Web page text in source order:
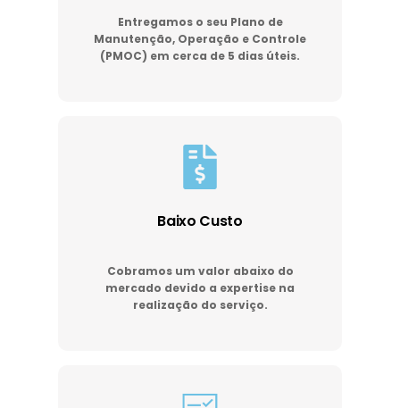
Entregamos o seu Plano de
Manutenção, Operação e Controle
(PMOC) em cerca de 5 dias úteis.
Baixo Custo
Cobramos um valor abaixo do
mercado devido a expertise na
realização do serviço.